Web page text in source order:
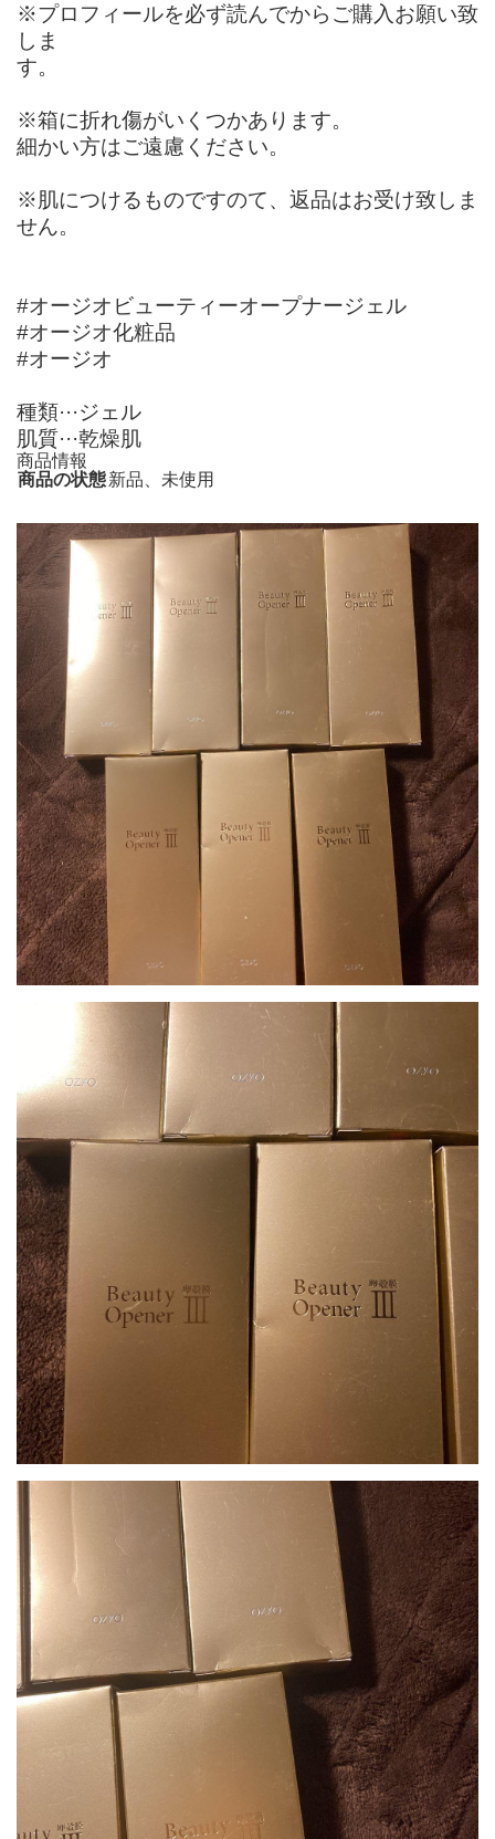
※プロフィールを必ず読んでからご購入お願い致
しま
す
※箱に折れ傷がいくつかあります。
細かい方はご遠慮ください。
※肌につけるものですのて、返品はお受け致しま
せん。
#オージオビューティーオープナージェル
#オージオ化粧品
#オージオ
種類···ジェル
肌質···乾燥肌
商品情報
商品の状態新品、未使用